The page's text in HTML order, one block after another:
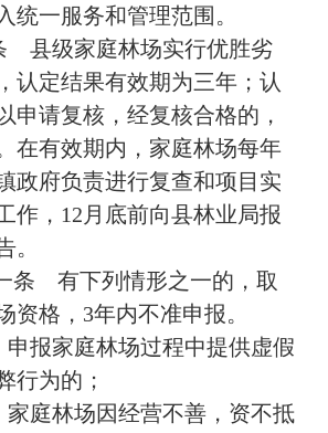
统一服务和管理范围。
县级家庭林场实行优胜劣
认定结果有效期为三年；认
申请复核，经复核合格的，
在有效期内，家庭林场每年
政府负责进行复查和项目实
作，12月底前向县林业局报
。
条 有下列情形之一的，取
资格，3年内不准申报。
申报家庭林场过程中提供虚假
行为的；
家庭林场因经营不善，资不抵